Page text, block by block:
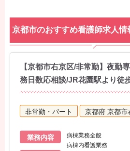
京都市のおすすめ看護師求人情
【京都市右京区/非常勤】夜勤
務日数応相談/JR花園駅より徒
非常勤・パート 京都府 京都市
業務内容
病棟業務全般
病棟内看護業務